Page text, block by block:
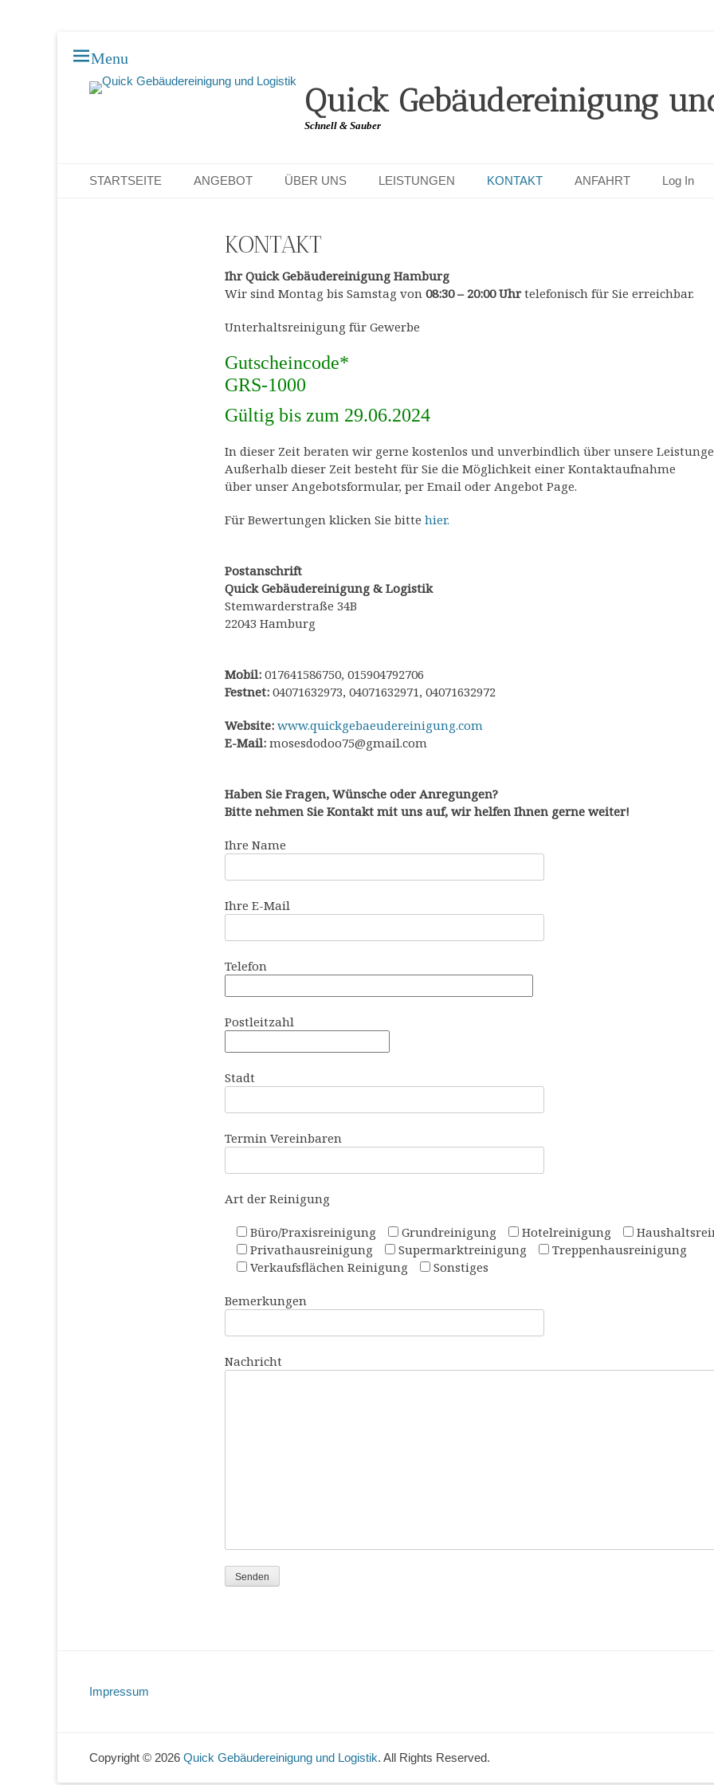
Menu
Quick Gebäudereinigung
Schnell & Sauber
Primary Menu
STARTSEITE ANGEBOT ÜBER UNS LEISTUNGEN KONTAKT ANFAHRT Log In
KONTAKT
Ihr Quick Gebäudereinigung Hamburg
Wir sind Montag bis Samstag von 08:30 – 20:00 Uhrtelefonisch für Sie erreichbar.
Unterhaltsreinigung für Gewerbe
Gutscheincode*
GRS-1000
Gültig bis zum 29.06.2024
In dieser Zeit beraten wir gerne kostenlos und unverbindlich über unsere
Außerhalb dieser Zeit besteht für Sie die Möglichkeit einer Kontaktaufnahme
über unser Angebotsformular, per Email oder Angebot Page.
Für Bewertungen klicken Sie bitte hier.
Postanschrift
Quick Gebäudereinigung & Logistik
Stemwarderstraße 34B
22043 Hamburg
Mobil: 017641586750, 015904792706
Festnet: 04071632973, 04071632971, 04071632972
Website: www.quickgebaeudereinigung.com
E-Mail: mosesdodoo75@gmail.com
Haben Sie Fragen, Wünsche oder Anregungen?
Bitte nehmen Sie Kontakt mit uns auf, wir helfen Ihnen gerne weiter!
Ihre Name
Ihre E-Mail
Telefon
Postleitzahl
Stadt
Termin Vereinbaren
Art der Reinigung
Büro/Praxisreinigung Grundreinigung Hotelreinigung
Privathausreinigung
Supermarktreinigung
Treppenhausreinigung
Verkaufsflächen Reinigung
Sonstiges
Bemerkungen
Nachricht
Impressum
Copyright © 2026 Quick Gebäudereinigung und Logistik. All Rights Reserved.